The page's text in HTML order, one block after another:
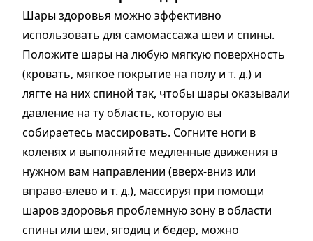
Шары здоровья можно эффективно
использовать для самомассажа шеи и спины.
Положите шары на любую мягкую поверхность
(кровать, мягкое покрытие на полу и т. д.) и
лягте на них спиной так, чтобы шары оказывали
давление на ту область, которую вы
собираетесь массировать. Согните ноги в
коленях и выполняйте медленные движения в
нужном вам направлении (вверх-вниз или
вправо-влево и т. д.), массируя при помощи
шаров здоровья проблемную зону в области
спины или шеи, ягодиц и бедер, можно